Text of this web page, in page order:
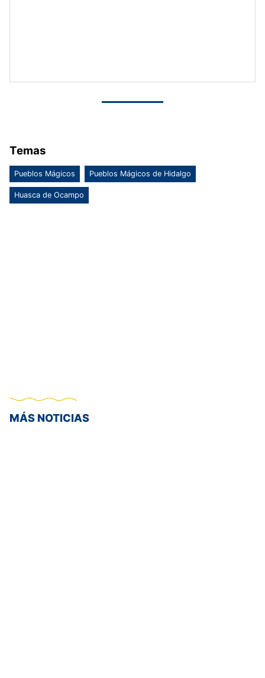
Temas
Pueblos Mágicos Pueblos Mágicos de Hidalgo
Huasca de Ocampo
MÁS NOTICIAS